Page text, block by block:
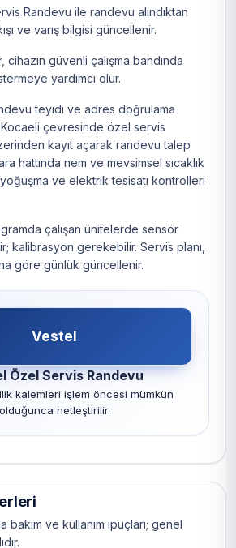
Randevu ile randevu alındıktan
ve varış bilgisi güncellenir.
güvenli çalışma bandında
yardımcı olur.
teyidi ve adres doğrulama
Kocaeli çevresinde özel servis
kayıt açarak randevu talep
hattında nem ve mevsimsel sıcaklık
ve elektrik tesisatı kontrolleri
çalışan ünitelerde sensör
kalibrasyon gerekebilir. Servis planı,
göre günlük güncellenir.
Vestel
Özel Servis Randevu
kalemleri işlem öncesi mümkün
olduğunca netleştirilir.
bakım ve kullanım ipuçları; genel